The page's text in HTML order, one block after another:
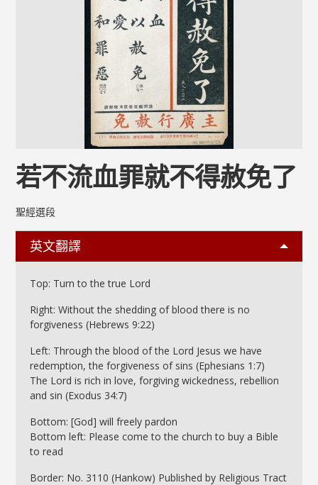
若不流血罪就不得赦免了
聖經選段
英文翻譯
Top: Turn to the true Lord
Right: Without the shedding of blood there is no
forgiveness (Hebrews 9:22)
Left: Through the blood of the Lord Jesus we have
redemption, the forgiveness of sins (Ephesians 1:7)
The Lord is rich in love, forgiving wickedness, rebellion
and sin (Exodus 34:7)
Bottom: [God] will freely pardon
Bottom left: Please come to the church to buy a Bible
to read
Border: No. 3110 (Hankow) Published by Religious Tract